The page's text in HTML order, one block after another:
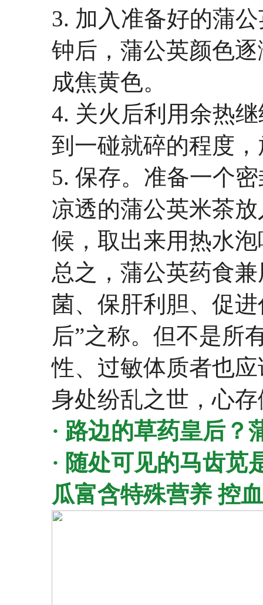
3. 加入准备好的蒲
钟后，蒲公英颜色
成焦黄色。
4. 关火后利用余热
到一碰就碎的程度
5. 保存。准备一个
凉透的蒲公英米茶
候，取出来用热水
总之，蒲公英药食
菌、保肝利胆、促
后”之称。但不是所
性、过敏体质者也
身处纷乱之世，心
· 路边的草药皇后？
· 随处可见的马齿苋
瓜富含特殊营养 控